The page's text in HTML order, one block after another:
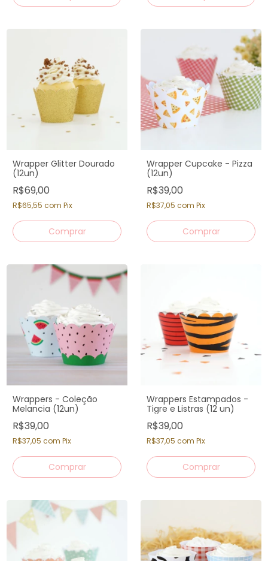
Wrapper Glitter Dourado
(12un)
R$69,00
R$65,55 com Pix
Wrapper Cupcake - Pizza
(12un)
R$39,00
R$37,05 com Pix
Comprar
Wrappers - Coleção
Melancia (12un)
R$39,00
R$37,05 com Pix
Wrappers Estampados -
Tigre e Listras (12 un)
R$39,00
R$37,05 com Pix